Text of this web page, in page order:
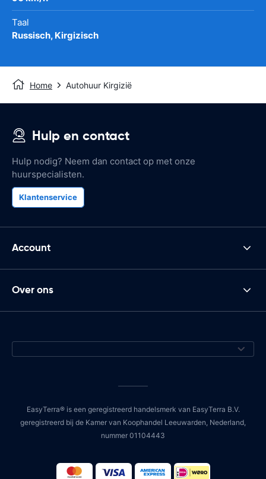
Taal
Russisch, Kirgizisch
Home Autohuur Kirgizië
Hulp en contact
Hulp nodig? Neem dan contact op met onze
huurspecialisten.
Klantenservice
Account
Over ons
EasyTerra® is een geregistreerd handelsmerk van EasyTerra B.V.
geregistreerd bij de Kamer van Koophandel Leeuwarden, Nederland,
nummer 01104443